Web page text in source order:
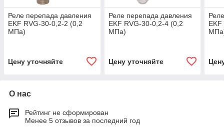
Реле перепада давления
EKF RVG-30-0,2-2 (0,2
МПа)
Цену уточняйте
Реле перепада давления
EKF RVG-30-0,2-4 (0,2
МПа)
Цену уточняйте
О нас
Рейтинг не сформирован
Менее 5 отзывов за последний год